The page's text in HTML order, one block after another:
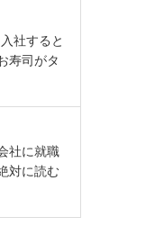
社すると
寿司がタ
社に就職
対に読む